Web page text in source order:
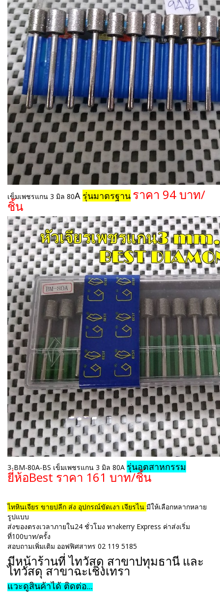
เข็มเพชรแกน 3 มิล 80A รุ่นมาตรฐาน ราคา 94 บาท/
ชิ้น
3-BM-80A-BS เข็มเพชรแกน 3 มิล 80A รุ่นอุตสาหกรรม
ยี่ห้อBest ราคา 161 บาท/ชิ้น
ไทหินเจียร ขายปลีก ส่ง อุปกรณ์ขัดเงา เจียรไน มีให้เลือกหลากหลาย
รูปแบบ
ส่งของตรงเวลาภายใน24 ชั่วโมง ทางkerry Express ค่าส่งเริ่ม
ที่100บาท/ครั้ง
สอบถามเพิ่มเติม ออฟฟิศสาทร 02 119 5185
มีหน้าร้านที่ ไทวัสดุ สาขาปทุมธานี และ
ไทวัสดุ สาขาฉะเชิงเทรา
แวะดูสินค้าได้ ติดต่อ...